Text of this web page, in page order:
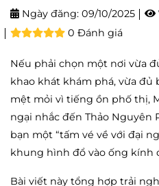
Ngày đăng: 09/10/2025
0 Đánh giá
Nếu phải chọn một nơi vừa
khao khát khám phá, vừa đủ
mệt mỏi vì tiếng ồn phố thị,
ngại nhắc đến Thảo Nguyên
bạn một “tấm vé về với đại
khung hình đổ vào ống kính
Bài viết này tổng hợp trải